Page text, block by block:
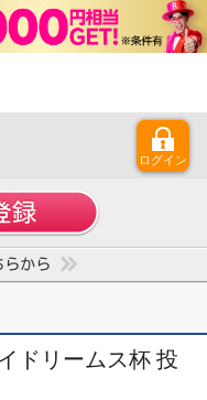
ログイン
ドリームス杯 投